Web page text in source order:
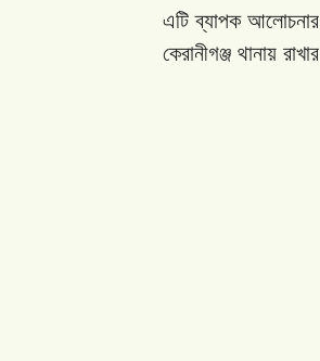
এটি ব্যাপক আলোচনার
কেরানীগঞ্জ থানায় রাখার